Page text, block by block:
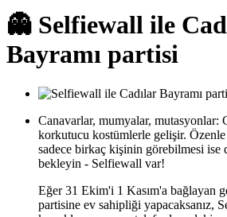
👻 Selfiewall ile
Bayramı partisi
Canavarlar, mumyalar, mutasyonlar:
korkutucu kostümlerle gelişir. Özenle
sadece birkaç kişinin görebilmesi ise
bekleyin - Selfiewall var!
Eğer 31 Ekim'i 1 Kasım'a bağlayan
partisine ev sahipliği yapacaksanız,